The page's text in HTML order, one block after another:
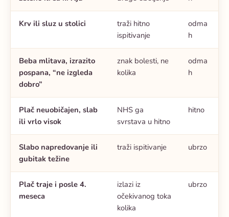
Krv ili sluz u stolici
traži hitno
ispitivanje
odma
h
Beba mlitava, izrazito
pospana, “ne izgleda
dobro”
znak bolesti, ne
kolika
odma
h
Plač neuobičajen, slab
ili vrlo visok
NHS ga
svrstava u hitno
hitno
Slabo napredovanje ili
gubitak težine
traži ispitivanje ubrzo
Plač traje i posle 4.
meseca
izlazi iz
očekivanog toka
kolika
ubrzo